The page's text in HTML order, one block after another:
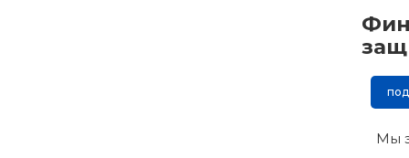
Мы